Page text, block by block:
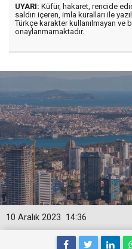
UYARI: Küfür, hakaret, rencide
saldırı içeren, imla kuralları ile
Türkçe karakter kullanılmayan ve
onaylanmamaktadır.
14:36
10 Aralık 2023